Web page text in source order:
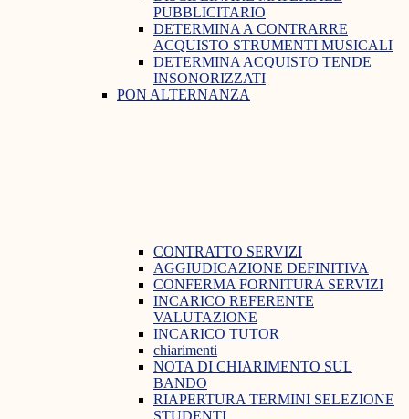
PUBBLICITARIO
DETERMINA A CONTRARRE
ACQUISTO STRUMENTI MUSICALI
DETERMINA ACQUISTO TENDE
INSONORIZZATI
PON ALTERNANZA
CONTRATTO SERVIZI
AGGIUDICAZIONE DEFINITIVA
CONFERMA FORNITURA SERVIZI
INCARICO REFERENTE
VALUTAZIONE
INCARICO TUTOR
chiarimenti
NOTA DI CHIARIMENTO SUL
BANDO
RIAPERTURA TERMINI SELEZIONE